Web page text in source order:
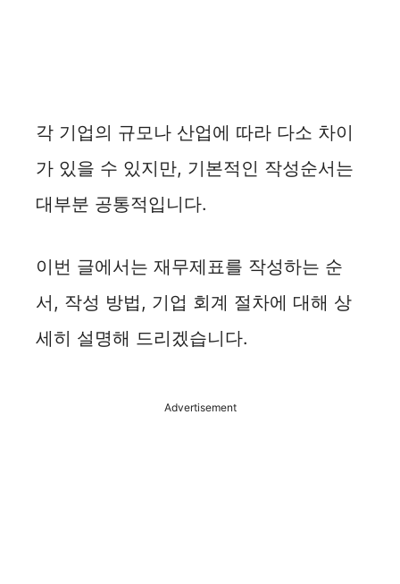
각 기업의 규모나 산업에 따라 다소 차이
가 있을 수 있지만, 기본적인 작성순서는
대부분 공통적입니다.
이번 글에서는 재무제표를 작성하는 순
서, 작성 방법, 기업 회계 절차에 대해 상
세히 설명해 드리겠습니다.
Advertisement